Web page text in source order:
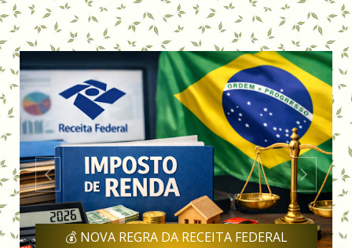
💰 NOVA REGRA DA RECEITA FEDERAL